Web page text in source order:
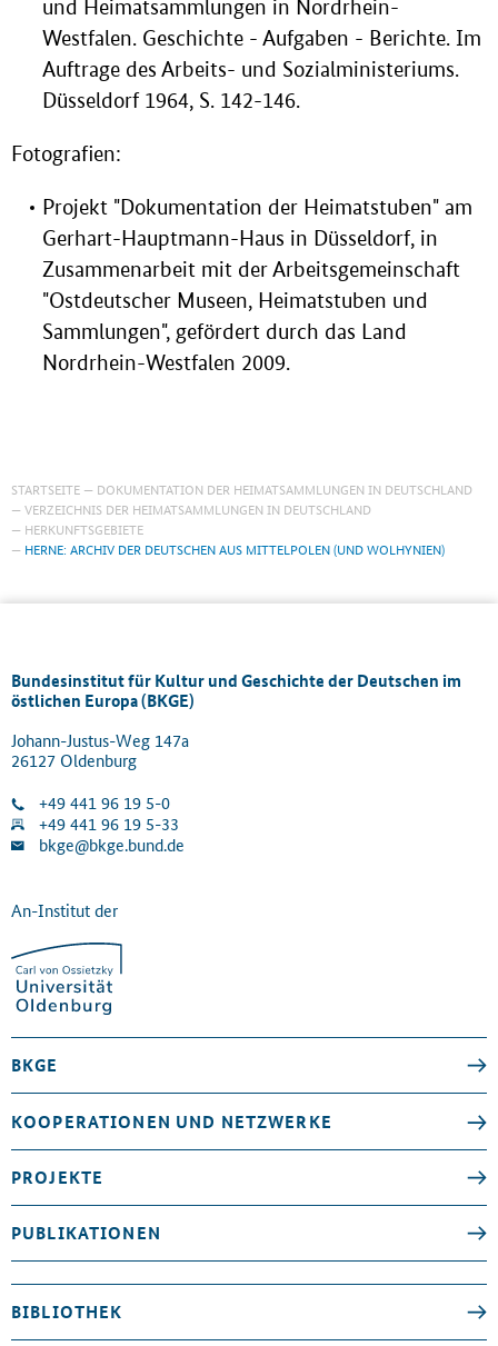
und Heimatsammlungen in Nordrhein-
Westfalen. Geschichte - Aufgaben - Berichte. Im
Auftrage des Arbeits- und Sozialministeriums.
Düsseldorf 1964, S. 142-146.
Fotografien:
Projekt "Dokumentation der Heimatstuben" am
Gerhart-Hauptmann-Haus in Düsseldorf, in
Zusammenarbeit mit der Arbeitsgemeinschaft
"Ostdeutscher Museen, Heimatstuben und
Sammlungen", gefördert durch das Land
Nordrhein-Westfalen 2009.
STARTSEITE
DOKUMENTATION DER HEIMATSAMMLUNGEN IN DEUTSCHLAND
VERZEICHNIS DER HEIMATSAMMLUNGEN IN DEUTSCHLAND
HERKUNFTSGEBIETE
HERNE: ARCHIV DER DEUTSCHEN AUS MITTELPOLEN (UND WOLHYNIEN)
Bundesinstitut für Kultur und Geschichte der Deutschen im
östlichen Europa (BKGE)
Johann-Justus-Weg 147a
26127 Oldenburg
+49 441 96 19 5-0
+49 441 96 19 5-33
bkge@bkge.bund.de
An-Institut der
BKGE
KOOPERATIONEN UND NETZWERKE
PROJEKTE
PUBLIKATIONEN
BIBLIOTHEK